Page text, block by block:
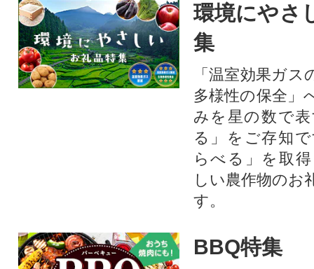
環境にやさ
集
「温室効果ガ
多様性の保全」
みを星の数で
る」をご存知
らべる」を取
しい農作物のお
す。​
BBQ特集